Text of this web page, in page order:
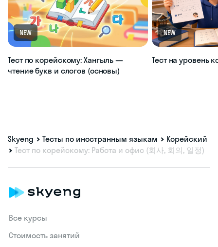
NEW
Тест по корейскому: Хангыль —
чтение букв и слогов (основы)
NEW
Тест на уровень
Skyeng Тесты по иностранным языкам
Корейский
Тест по корейскому: Работа и офис (회사, 회의, 일정)
Все курсы
Стоимость занятий